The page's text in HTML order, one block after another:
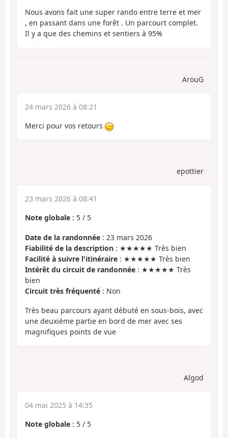
Nous avons fait une super rando entre terre et mer
, en passant dans une forêt . Un parcourt complet.
Il y a que des chemins et sentiers à 95%
ArouG
24 mars 2026 à 08:21
Merci pour vos retours
epottier
23 mars 2026 à 08:41
Note globale : 5 / 5
Date de la randonnée : 23 mars 2026
Fiabilité de la description : ★★★★★ Très bien
Facilité à suivre l'itinéraire : ★★★★★ Très bien
Intérêt du circuit de randonnée : ★★★★★ Très
bien
Circuit très fréquenté : Non
Très beau parcours ayant débuté en sous-bois, avec
une deuxième partie en bord de mer avec ses
magnifiques points de vue
Algod
04 mai 2025 à 14:35
Note globale : 5 / 5